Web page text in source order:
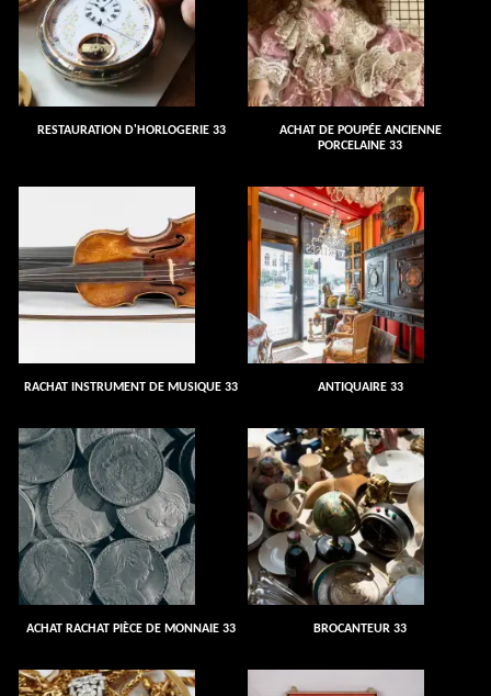
RESTAURATION D'HORLOGERIE 33
ACHAT DE POUPÉE ANCIENNE
PORCELAINE 33
RACHAT INSTRUMENT DE MUSIQUE 33 ANTIQUAIRE 33
ACHAT RACHAT PIÈCE DE MONNAIE 33 BROCANTEUR 33